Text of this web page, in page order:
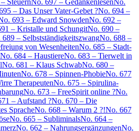
SteuernNo. 697 – GedankenlesenNo.
– Das Unser Vater-Gebet ?No. 694 –
693 – Edward SnowdenNo. 692 –
– Kristalle und SchungitNo. 690 –
689 – SelbstständigkeitszwangNo. 688 –
von WesenheitenNo. 685 – Stadt-
No. 684 – HaustiereNo. 683 – Tierwelt in
No. 681 – Klaus SchwabNo. 680 –
No. 678 – Spinnen-PhobieNo. 677
TherapeutenNo. 675 – Spirulina-
No. 673 – FreeSpirit online ?No.
– Aufstand ?No. 670 – Die
SpracheNo. 668 – Warum 2 ?!No. 667
No. 665 – SubliminalsNo. 664 –
No. 662 – NahrungsergänzungenNo.